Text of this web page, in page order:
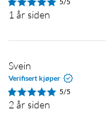
5/5
1 år siden
Svein
Verifisert kjøper
5/5
2 år siden